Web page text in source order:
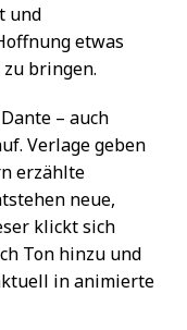
und
etwas
bringen.
– auch
Verlage geben
erzählte
neue,
klickt sich
Ton hinzu und
in animierte